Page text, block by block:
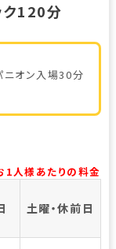
ク120分
ニオン入場30分
1人様あたりの料金
土曜・休前日